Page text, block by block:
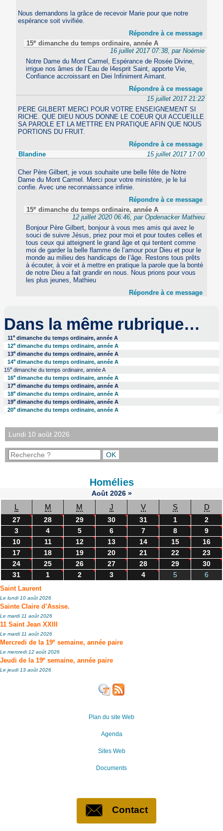
Nous demandons la grâce de recevoir Marie pour que notre
espérance soit vivifiée.
Répondre à ce message
15e dimanche du temps ordinaire, année A
16 juillet 2017 07:38, par Noémie
Notre Dame du Mont Carmel, Espérance de Rosée Divine,
irrigue nos âmes de l’Eau de l4esprit Saint, apporte Vie,
Confiance accroissant en Diei Infiniment Aimant.
Répondre à ce message
15 juillet 2017 21:22
PERE GILBERT MERCI POUR VOTRE ENSEIGNEMENT SI
RICHE. QUE DIEU NOUS DONNE LE COEUR QUI ACCUEILLE
SA PAROLE ET LA METTRE EN PRATIQUE AFIN QUE NOUS
PORTIONS DU FRUIT.
Répondre à ce message
Blandine
15 juillet 2017 17:00
Cher Père Gilbert, je vous souhaite une belle fête de Notre
Dame du Mont Carmel. Merci pour votre ministère, je le lui
confie. Avec une reconnaissance infinie.
Répondre à ce message
15e dimanche du temps ordinaire, année A
12 juillet 2020 06:46, par Opdenacker Mathieu
Bonjour Père Gilbert, bonjour à vous mes amis qui avez le
souci de suivre Jésus, priez pour moi et pour toutes celles et
tous ceux qui atteignent le grand âge et qui tentent comme
moi de garder la belle flamme de l’amour pour Dieu et pour le
monde au milieu des handicaps de l’âge. Restons tous prêts
à écouter, à voir et à mettre en pratique la parole que la bonté
de notre Dieu a fait grandir en nous. Nous prions pour vous
les plus jeunes, Mathieu
Répondre à ce message
Dans la même rubrique…
11e dimanche du temps ordinaire, année A
12edimanche du temps ordinaire, année A
13e dimanche du temps ordinaire, année A
14edimanche du temps ordinaire, année A
15edimanche du temps ordinaire, année A
16edimanche du temps ordinaire, année A
17e dimanche du temps ordinaire, année A
18edimanche du temps ordinaire, année A
19e dimanche du temps ordinaire, année A
20edimanche du temps ordinaire, année A
Lundi 10 août 2026
Homélies
Août 2026 »
L M M J V S D
27 28 29 30 31 1
2
3
4 5 6 7 8
9
10
11 12 13 14 15
16
17
18 19 20 21 22
23
24
25 26 27 28 29
30
31
1 2 3 4 5 6
Saint Laurent
Le lundi 10 août 2026
Sainte Claire d’Assise.
Le mardi 11 août 2026
11 Saint Jean XXIII
Le mardi 11 août 2026
Mercredi de la 19e semaine, année paire
Le mercredi 12 août 2026
Jeudi de la 19e semaine, année paire
Le jeudi 13 août 2026
Plan du site Web
Agenda
Sites Web
Documents
Contact